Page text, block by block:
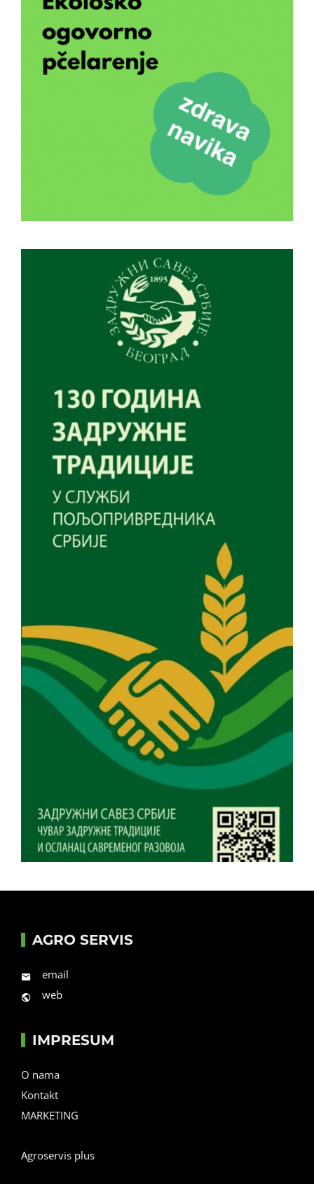
AGRO SERVIS
email
web
IMPRESUM
O nama
Kontakt
MARKETING
Agroservis plus